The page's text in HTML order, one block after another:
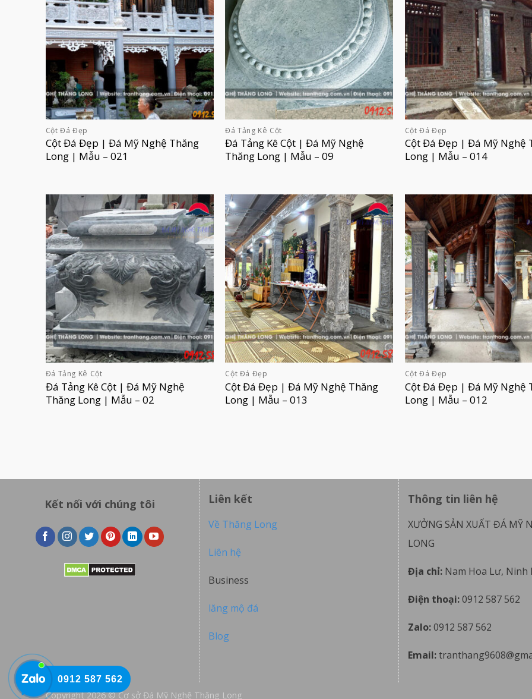
Cột Đá Đẹp
Cột Đá Đẹp | Đá Mỹ Nghệ Thăng
Long | Mẫu – 021
Đá Tảng Kê Cột
Đá Tảng Kê Cột | Đá Mỹ Nghệ
Thăng Long | Mẫu – 09
Cột Đá Đẹp
Cột Đá Đẹp | Đá Mỹ Nghệ
Long | Mẫu – 014
Đá Tảng Kê Cột
Đá Tảng Kê Cột | Đá Mỹ Nghệ
Thăng Long | Mẫu – 02
Cột Đá Đẹp
Cột Đá Đẹp | Đá Mỹ Nghệ Thăng
Long | Mẫu – 013
Cột Đá Đẹp
Cột Đá Đẹp | Đá Mỹ Nghệ
Long | Mẫu – 012
Kết nối với chúng tôi Liên kết
Về Thăng Long
Liên hệ
Business
lăng mộ đá
Blog
Thông tin liên hệ
XƯỞNG SẢN XUẤT ĐÁ MỸ
LONG
Địa chỉ: Nam Hoa Lư, Ninh
Điện thoại:0912 587 562
Zalo:0912 587 562
Email:
Copyright 2026 © Cơ sở Đá Mỹ Nghệ Thăng Long
0912 587 562